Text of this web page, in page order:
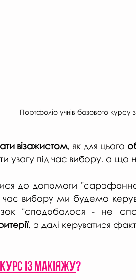
Портфоліо учнів базового курсу
візажистом, як для цього
увагу під час вибору, а що
до допомоги
вибору ми будемо
, а далі керуватися
із макіяжу?